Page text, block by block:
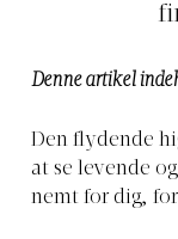
Denne artikel
Den flydende
at se levende
nemt for dig,